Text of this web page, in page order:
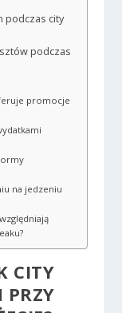
podczas city
podczas
promocje
na jedzeniu
CITY
PRZY